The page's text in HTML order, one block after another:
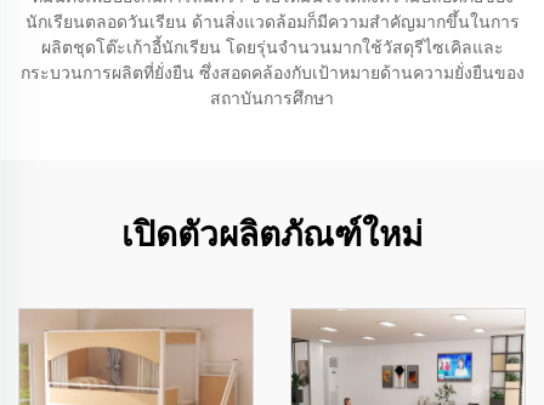
นักเรียนตลอดวันเรียน ด้านสิ่งแวดล้อมก็มีความสำคัญมากขึ้นในการ
ผลิตชุดโต๊ะเก้าอี้นักเรียน โดยรุ่นจำนวนมากใช้วัสดุรีไซเคิลและ
กระบวนการผลิตที่ยั่งยืน ซึ่งสอดคล้องกับเป้าหมายด้านความยั่งยืนของ
สถาบันการศึกษา
เปิดตัวผลิตภัณฑ์ใหม่